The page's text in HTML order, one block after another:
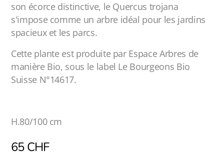
son écorce distinctive, le Quercus trojana
s'impose comme un arbre idéal pour les jardins
spacieux et les parcs.
Cette plante est produite par Espace Arbres de
manière Bio, sous le label Le Bourgeons Bio
Suisse N°14617.
H.80/100 cm
65CHF